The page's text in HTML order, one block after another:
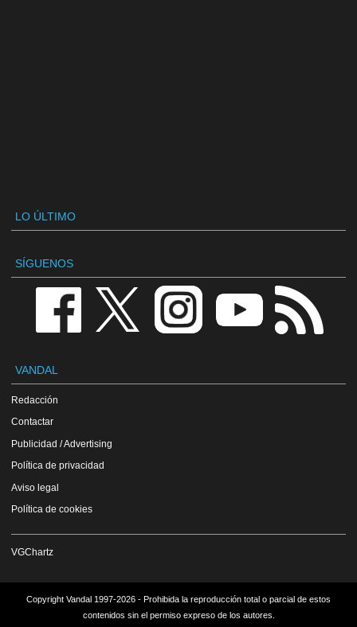
LO ÚLTIMO
SÍGUENOS
VANDAL
Redacción
Contactar
Publicidad / Advertising
Política de privacidad
Aviso legal
Política de cookies
VGChartz
Copyright Vandal 1997-2026 - Prohibida la reproducción total o parcial de estos
contenidos sin el permiso expreso de los autores.